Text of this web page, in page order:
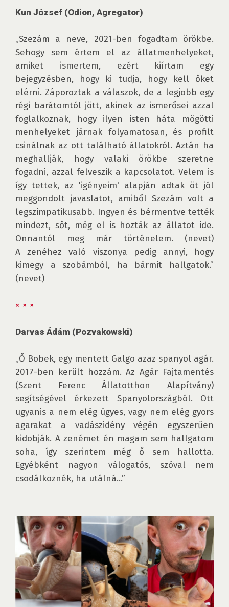
Kun József (Odion, Agregator)
„Szezám a neve, 2021-ben fogadtam örökbe.
Sehogy sem értem el az állatmenhelyeket,
amiket ismertem, ezért kiírtam egy
bejegyzésben, hogy ki tudja, hogy kell őket
elérni. Záporoztak a válaszok, de a legjobb egy
régi barátomtól jött, akinek az ismerősei azzal
foglalkoznak, hogy ilyen isten háta mögötti
menhelyeket járnak folyamatosan, és profilt
csinálnak az ott található állatokról. Aztán ha
meghallják, hogy valaki örökbe szeretne
fogadni, azzal felveszik a kapcsolatot. Velem is
így tettek, az 'igényeim' alapján adtak öt jól
meggondolt javaslatot, amiből Szezám volt a
legszimpatikusabb. Ingyen és bérmentve tették
mindezt, sőt, még el is hozták az állatot ide.
Onnantól meg már történelem. (nevet)
A zenéhez való viszonya pedig annyi, hogy
kimegy a szobámból, ha bármit hallgatok.”
(nevet)
× × ×
Darvas Ádám (Pozvakowski)
„Ő Bobek, egy mentett Galgo azaz spanyol agár.
2017-ben került hozzám. Az Agár Fajtamentés
(Szent Ferenc Állatotthon Alapítvány)
segítségével érkezett Spanyolországból. Ott
ugyanis a nem elég ügyes, vagy nem elég gyors
agarakat a vadászidény végén egyszerűen
kidobják. A zenémet én magam sem hallgatom
soha, így szerintem még ő sem hallotta.
Egyébként nagyon válogatós, szóval nem
csodálkoznék, ha utálná...”